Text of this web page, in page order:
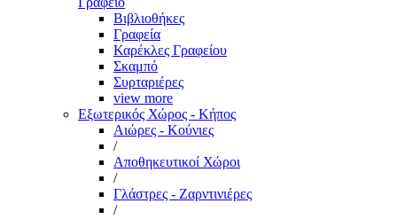
Βιβλιοθήκες
Γραφεία
Καρέκλες Γραφείου
Σκαμπό
Συρταριέρες
view more
Εξωτερικός Χώρος - Κήπος
Αιώρες - Κούνιες
/
Αποθηκευτικοί Χώροι
/
Γλάστρες - Ζαρντινιέρες
/